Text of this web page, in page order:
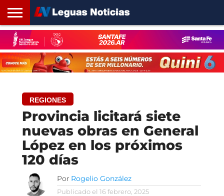
INICIO
SANTA
FE
ROSARIO24
REGIONES
ARGENTINA
OPINIÓN
CONTACTO
REGIONES
Provincia licitará siete
nuevas obras en General
López en los próximos
120 días
Por Rogelio González
Publicado el 16 febrero, 2025